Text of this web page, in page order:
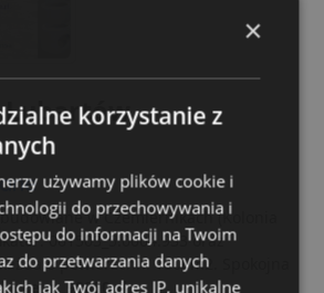
Lubartów
w Czemiernikach (Kolonia
061503_5.0004.933 oraz
o powierzchni 1800m2. Spokojna
cena: 90000 zł
×
korzystanie z
używamy plików cookie i
do przechowywania i
do informacji na Twoim
do przetwarzania danych
jak Twój adres IP, unikalne